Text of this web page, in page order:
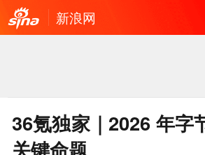
新浪网
36氪独家｜2026 年字
关键命题